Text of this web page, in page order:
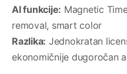
AI funkcije: Magnetic
removal, smart color
Razlika: Jednokratan
ekonomičnije dugoročan